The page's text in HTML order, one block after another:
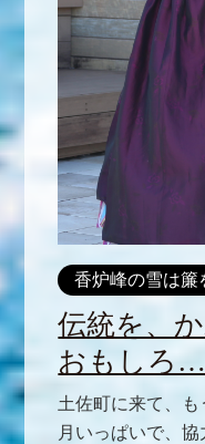
香炉峰の雪は簾
伝統を、
おもしろ…
土佐町に来て、
月いっぱいで、協